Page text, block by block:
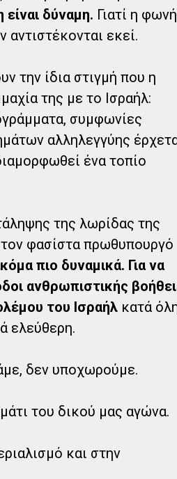
είναι δύναμη. Γιατί η φωνή
εκεί.
την ίδια στιγμή που η
της με το Ισραήλ:
συμφωνίες
αλληλεγγύης
ένα τοπίο
της λωρίδας της
φασίστα πρωθυπουργό
πιο δυναμικά. Για να
ανθρωπιστικής
του Ισραήλ κατά
ελεύθερη.
δεν υποχωρούμε.
του δικού μας αγώνα.
και στην